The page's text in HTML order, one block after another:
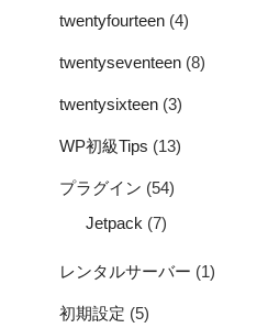
twentyfourteen (4)
twentyseventeen (8)
twentysixteen (3)
WP初級Tips (13)
プラグイン (54)
Jetpack (7)
レンタルサーバー (1)
初期設定 (5)